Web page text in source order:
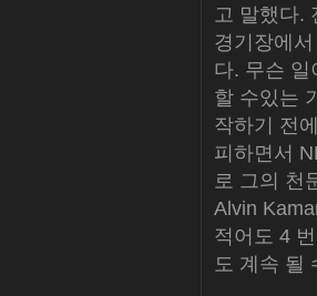
고 말했다.
경기장에
다. 무슨
할 수있는
작하기 전
피하면서
로 그의 천
Alvin
적어도 4
도 계속 될